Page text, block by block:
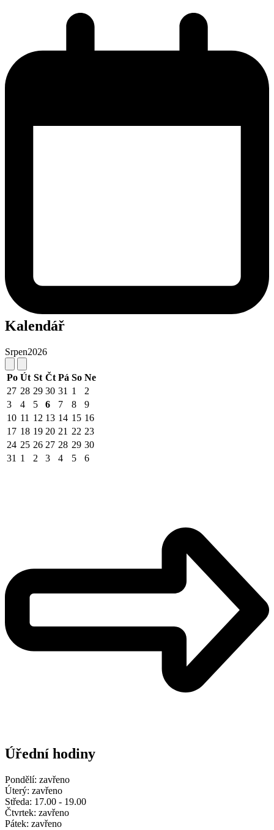
Kalendář
Srpen2026
Po Út St Čt Pá So Ne
27 28 29 30 31 1
2
3
4 5 6 7 8
9
10 11 12 13 14 15 16
17 18 19 20 21 22 23
24 25 26 27 28 29 30
31 1 2 3 4 5 6
Úřední hodiny
Pondělí: zavřeno
Úterý: zavřeno
Středa: 17.00 - 19.00
Čtvrtek: zavřeno
Pátek: zavřeno